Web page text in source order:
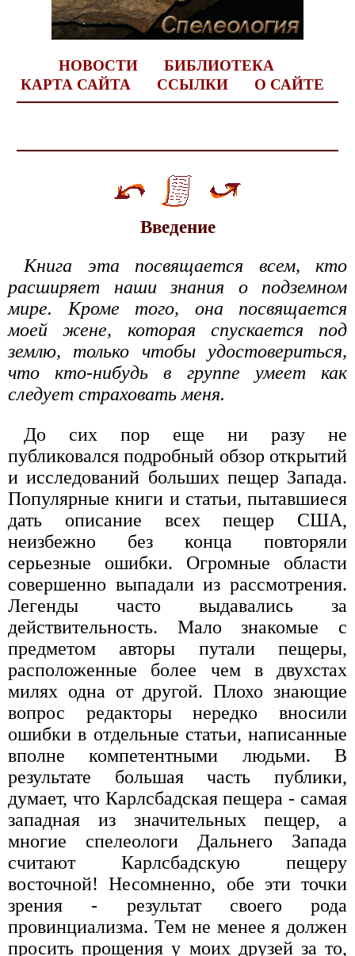
НОВОСТИ
БИБЛИОТЕКА
КАРТА САЙТА
ССЫЛКИ О САЙТЕ
Введение
Книга эта посвящается всем, кто
расширяет наши знания о подземном
мире. Кроме того, она посвящается
моей жене, которая спускается под
землю, только чтобы удостовериться,
что кто-нибудь в группе умеет как
следует страховать меня.
До сих пор еще ни разу не
публиковался подробный обзор открытий
и исследований больших пещер Запада.
Популярные книги и статьи, пытавшиеся
дать описание всех пещер США,
неизбежно без конца повторяли
серьезные ошибки. Огромные области
совершенно выпадали из рассмотрения.
Легенды часто выдавались за
действительность. Мало знакомые с
предметом авторы путали пещеры,
расположенные более чем в двухстах
милях одна от другой. Плохо знающие
вопрос редакторы нередко вносили
ошибки в отдельные статьи, написанные
вполне компетентными людьми. В
результате большая часть публики,
думает, что Карлсбадская пещера - самая
западная из значительных пещер, а
многие спелеологи Дальнего Запада
считают Карлсбадскую пещеру
восточной! Несомненно, обе эти точки
зрения - результат своего рода
провинциализма. Тем не менее я должен
просить прощения у моих друзей за то,